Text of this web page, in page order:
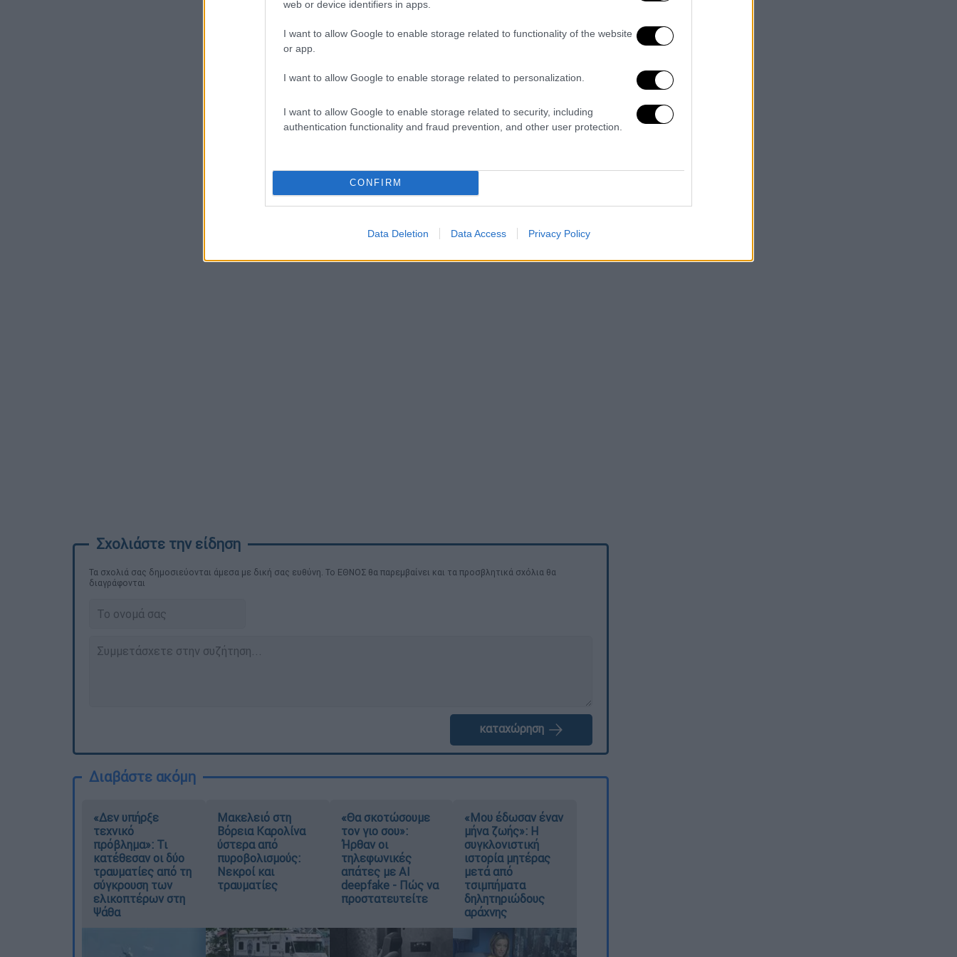
web or device identifiers in apps.
I want to allow Google to enable storage related to functionality of the website
or app.
I want to allow Google to enable storage related to personalization.
I want to allow Google to enable storage related to security, including
authentication functionality and fraud prevention, and other user protection.
CONFIRM
Data Deletion Data Access Privacy Policy
Τα σχολιά σας δημοσιεύονται άμεσα με δική σας ευθύνη. Το ΕΘΝΟΣ θα παρεμβαίνει και τα προσβλητικά σχόλια θα
διαγράφονται
καταχώρηση
Διαβάστε ακόμη
«Δεν υπήρξε
τεχνικό
πρόβλημα»: Τι
κατέθεσαν οι δύο
τραυματίες από τη
σύγκρουση των
ελικοπτέρων στη
Ψάθα
Μακελειό στη
Βόρεια Καρολίνα
ύστερα από
πυροβολισμούς:
Νεκροί και
τραυματίες
«Θα σκοτώσουμε
τον γιο σου»:
Ήρθαν οι
τηλεφωνικές
απάτες με AI
deepfake - Πώς να
προστατευτείτε
«Μου έδωσαν έναν
μήνα ζωής»: Η
συγκλονιστική
ιστορία μητέρας
μετά από
τσιμπήματα
δηλητηριώδους
αράχνης